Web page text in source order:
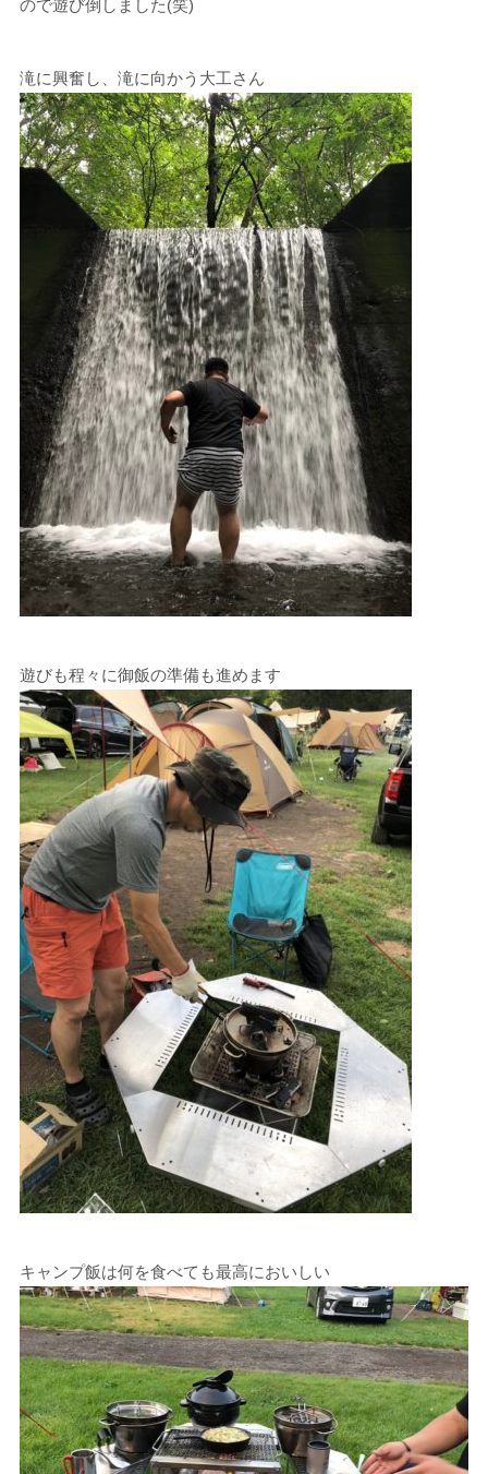
ので遊び倒しました(笑)
滝に興奮し、滝に向かう大工さん
遊びも程々に御飯の準備も進めます
キャンプ飯は何を食べても最高においしい